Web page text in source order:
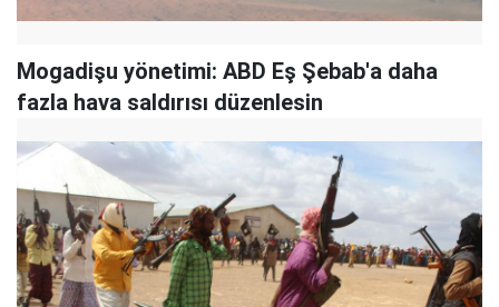
Mogadişu yönetimi: ABD Eş Şebab'a daha
fazla hava saldırısı düzenlesin